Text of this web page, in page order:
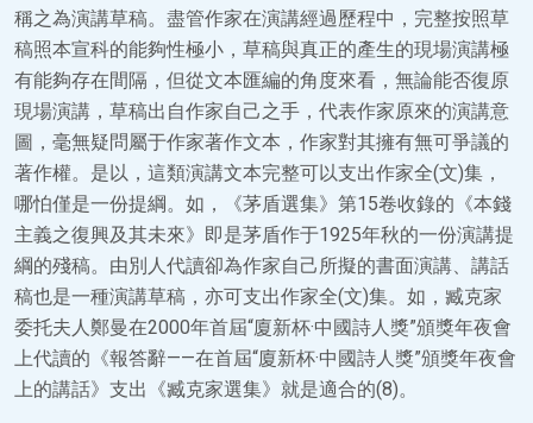
稱之為演講草稿。盡管作家在演講經過歷程中，完整按照草
稿照本宣科的能夠性極小，草稿與真正的產生的現場演講極
有能夠存在間隔，但從文本匯編的角度來看，無論能否復原
現場演講，草稿出自作家自己之手，代表作家原來的演講意
圖，毫無疑問屬于作家著作文本，作家對其擁有無可爭議的
著作權。是以，這類演講文本完整可以支出作家全(文)集，
哪怕僅是一份提綱。如，《茅盾選集》第15卷收錄的《本錢
主義之復興及其未來》即是茅盾作于1925年秋的一份演講提
綱的殘稿。由別人代讀卻為作家自己所擬的書面演講、講話
稿也是一種演講草稿，亦可支出作家全(文)集。如，臧克家
委托夫人鄭曼在2000年首屆“廈新杯·中國詩人獎”頒獎年夜會
上代讀的《報答辭——在首屆“廈新杯·中國詩人獎”頒獎年夜會
上的講話》支出《臧克家選集》就是適合的(8)。